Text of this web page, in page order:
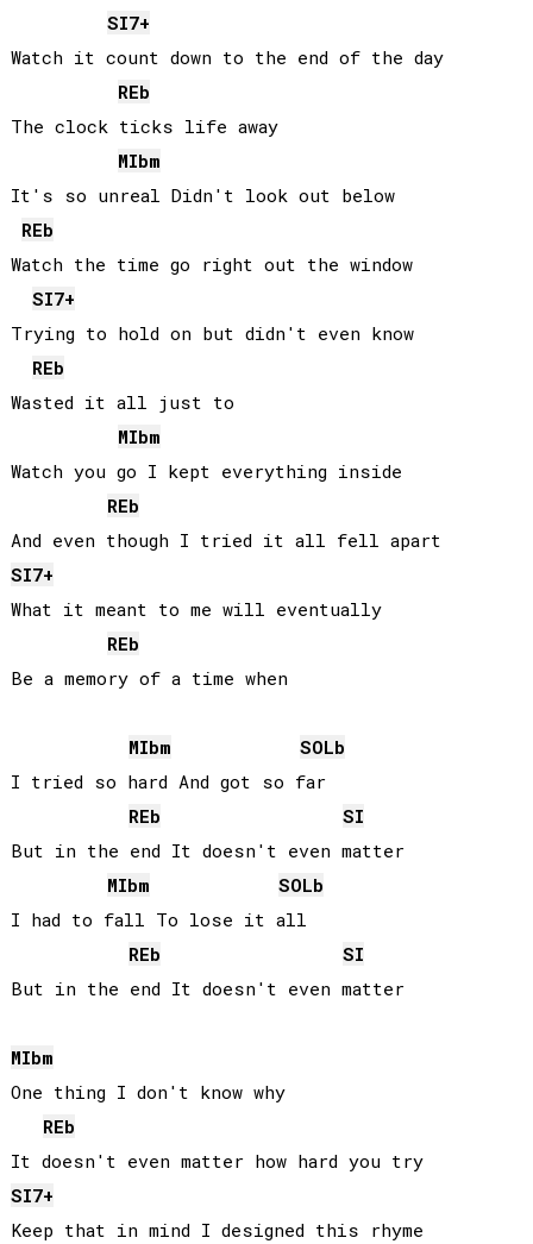
SI7+
Watch it count down to the end of the day
REb
The clock ticks life away
MIbm
It's so unreal Didn't look out below
REb
Watch the time go right out the window
SI7+
Trying to hold on but didn't even know
REb
Wasted it all just to
MIbm
Watch you go I kept everything inside
REb
SI7+
What it meant to me will eventually
REb
Be a memory of a time when
MIbm
SOLb
I tried so hard And got so far
REb
SI
But in the end It doesn't even matter
MIbm
SOLb
I had to fall To lose it all
REb
SI
But in the end It doesn't even matter
MIbm
One thing I don't know why
REb
It doesn't even matter how hard you try
SI7+
Keep that in mind I designed this rhyme